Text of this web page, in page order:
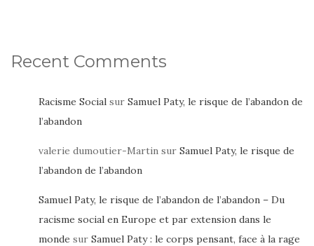
Recent Comments
Racisme Social sur Samuel Paty, le risque de l’abandon de
l’abandon
valerie dumoutier-Martin sur Samuel Paty, le risque de
l’abandon de l’abandon
Samuel Paty, le risque de l’abandon de l’abandon – Du
racisme social en Europe et par extension dans le
monde sur Samuel Paty : le corps pensant, face à la rage